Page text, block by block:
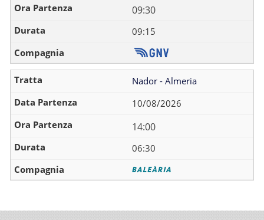
09:30
09:15
Nador - Almeria
10/08/2026
14:00
06:30